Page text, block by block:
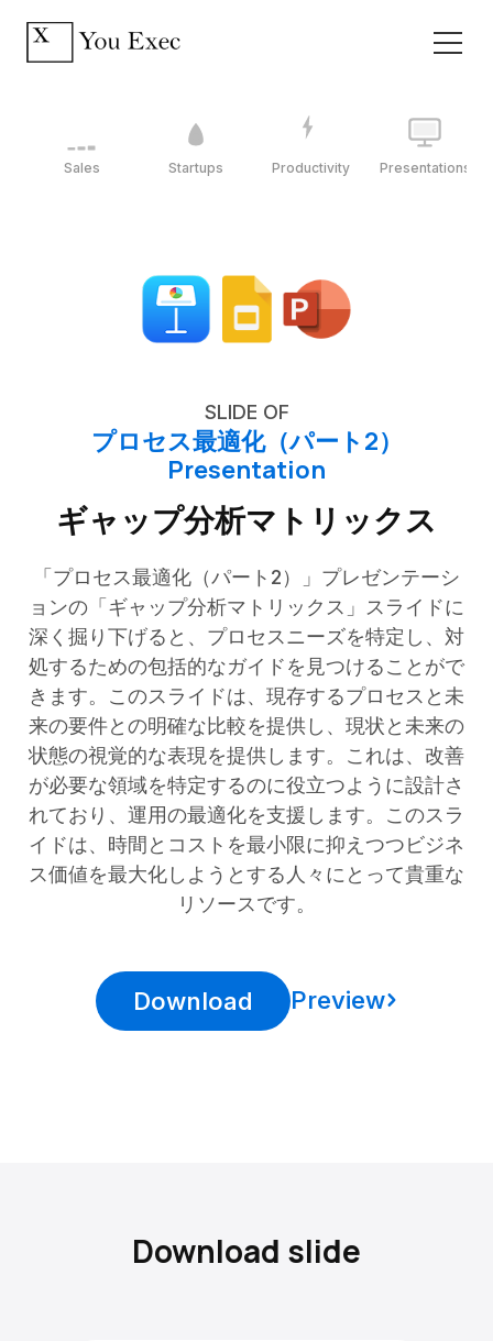
Sales Startups Productivity Presentations
SLIDE OF
プロセス最適化（パート2）
Presentation
ギャップ分析マトリックス
「プロセス最適化（パート2）」プレゼンテーシ
ョンの「ギャップ分析マトリックス」スライドに
深く掘り下げると、プロセスニーズを特定し、対
処するための包括的なガイドを見つけることがで
きます。このスライドは、現存するプロセスと未
来の要件との明確な比較を提供し、現状と未来の
状態の視覚的な表現を提供します。これは、改善
が必要な領域を特定するのに役立つように設計さ
れており、運用の最適化を支援します。このスラ
イドは、時間とコストを最小限に抑えつつビジネ
ス価値を最大化しようとする人々にとって貴重な
リソースです。
Download Preview
Download slide